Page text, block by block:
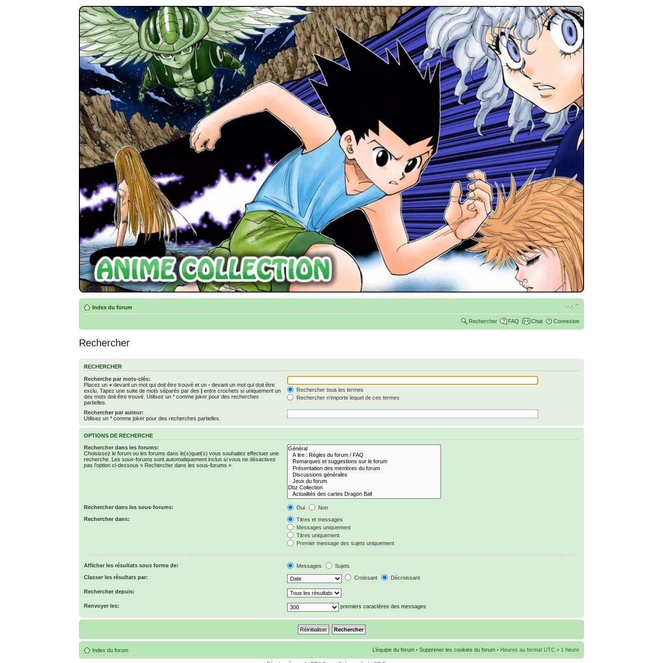
Index du forum
Rechercher FAQ Chat Connexion
Rechercher
RECHERCHER
Recherche par mots-clés:
Placez un + devant un mot qui doit être trouvé et un - devant un mot qui doit être
exclu. Tapez une suite de mots séparés par des | entre crochets si uniquement un
des mots doit être trouvé. Utilisez un * comme joker pour des recherches
partielles.
Rechercher tous les termes
Rechercher n’importe lequel de ces termes
Rechercher par auteur:
Utilisez un * comme joker pour des recherches partielles.
OPTIONS DE RECHERCHE
Rechercher dans les forums:
Choisissez le forum ou les forums dans le(s)quel(s) vous souhaitez effectuer une
recherche. Les sous-forums sont automatiquement inclus si vous ne désactivez
pas l’option ci-dessous « Rechercher dans les sous-forums ».
Rechercher dans les sous-forums: Oui
Non
Rechercher dans:
Titres et messages
Messages uniquement
Titres uniquement
Premier message des sujets uniquement
Afficher les résultats sous forme de: Messages
Sujets
Classer les résultats par:
Croissant Décroissant
Rechercher depuis:
Renvoyer les: premiers caractères des messages
Index du forum L’équipe du forum • Supprimer les cookies du forum • Heures au format UTC + 1 heure